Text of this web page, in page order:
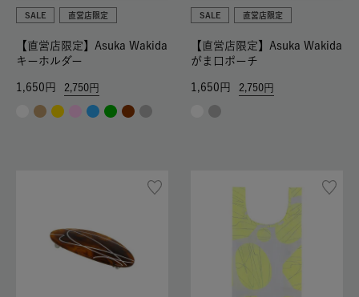
SALE 直営店限定
【直営店限定】Asuka Wakida
キーホルダー
2,750
1,650
SALE 直営店限定
【直営店限定】Asuka Wakida
がま口ポーチ
2,750
1,650